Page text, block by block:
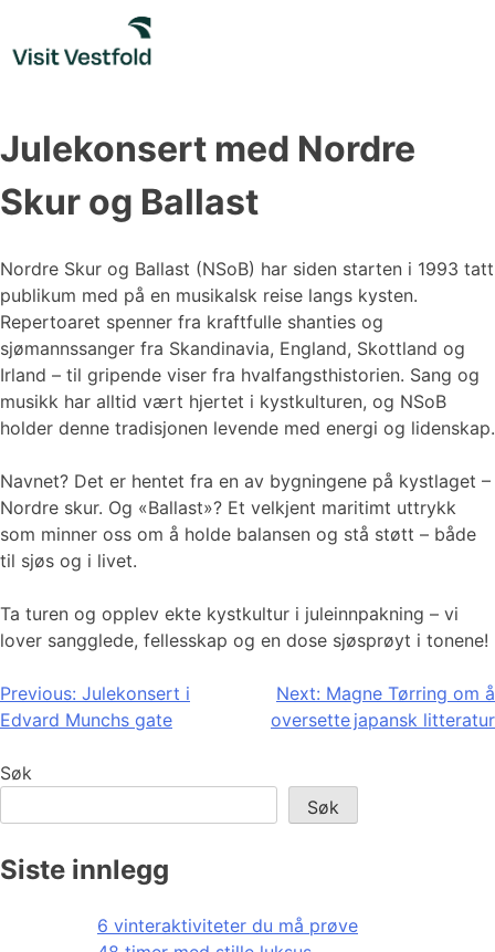
content
Julekonsert med Nordre
Skur og Ballast
Nordre Skur og Ballast (NSoB) har siden starten i 1993 tatt
publikum med på en musikalsk reise langs kysten.
Repertoaret spenner fra kraftfulle shanties og
sjømannssanger fra Skandinavia, England, Skottland og
Irland – til gripende viser fra hvalfangsthistorien. Sang og
musikk har alltid vært hjertet i kystkulturen, og NSoB
holder denne tradisjonen levende med energi og lidenskap.
Navnet? Det er hentet fra en av bygningene på kystlaget –
Nordre skur. Og «Ballast»? Et velkjent maritimt uttrykk
som minner oss om å holde balansen og stå støtt – både
til sjøs og i livet.
Ta turen og opplev ekte kystkultur i juleinnpakning – vi
lover sangglede, fellesskap og en dose sjøsprøyt i tonene!
Innleggsnavigasjon
Previous: Julekonsert i
Edvard Munchs gate
Next: Magne Tørring om å
oversette japansk litteratur
Søk
Søk
Siste innlegg
6 vinteraktiviteter du må prøve